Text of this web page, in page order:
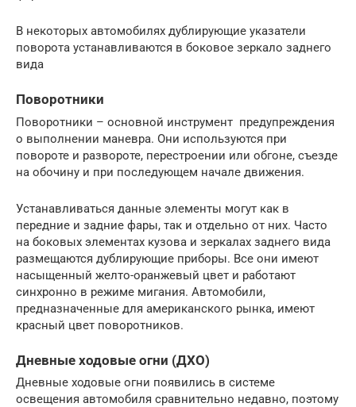
В некоторых автомобилях дублирующие указатели
поворота устанавливаются в боковое зеркало заднего
вида
Поворотники
Поворотники – основной инструмент предупреждения
о выполнении маневра. Они используются при
повороте и развороте, перестроении или обгоне, съезде
на обочину и при последующем начале движения.
Устанавливаться данные элементы могут как в
передние и задние фары, так и отдельно от них. Часто
на боковых элементах кузова и зеркалах заднего вида
размещаются дублирующие приборы. Все они имеют
насыщенный желто-оранжевый цвет и работают
синхронно в режиме мигания. Автомобили,
предназначенные для американского рынка, имеют
красный цвет поворотников.
Дневные ходовые огни (ДХО)
Дневные ходовые огни появились в системе
освещения автомобиля сравнительно недавно, поэтому